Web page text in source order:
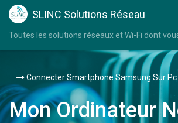
SLINC Solutions Réseau
Toutes les solutions réseaux et Wi-Fi dont
Connecter Smartphone Samsung Sur Pc
Mon Ordinateur